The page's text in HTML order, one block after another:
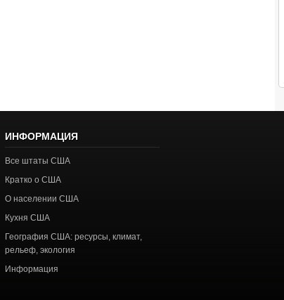
ИНФОРМАЦИЯ
Все штаты США
Кратко о США
О населении США
Кухня США
География США: ресурсы, климат,
рельеф, экология
Информация